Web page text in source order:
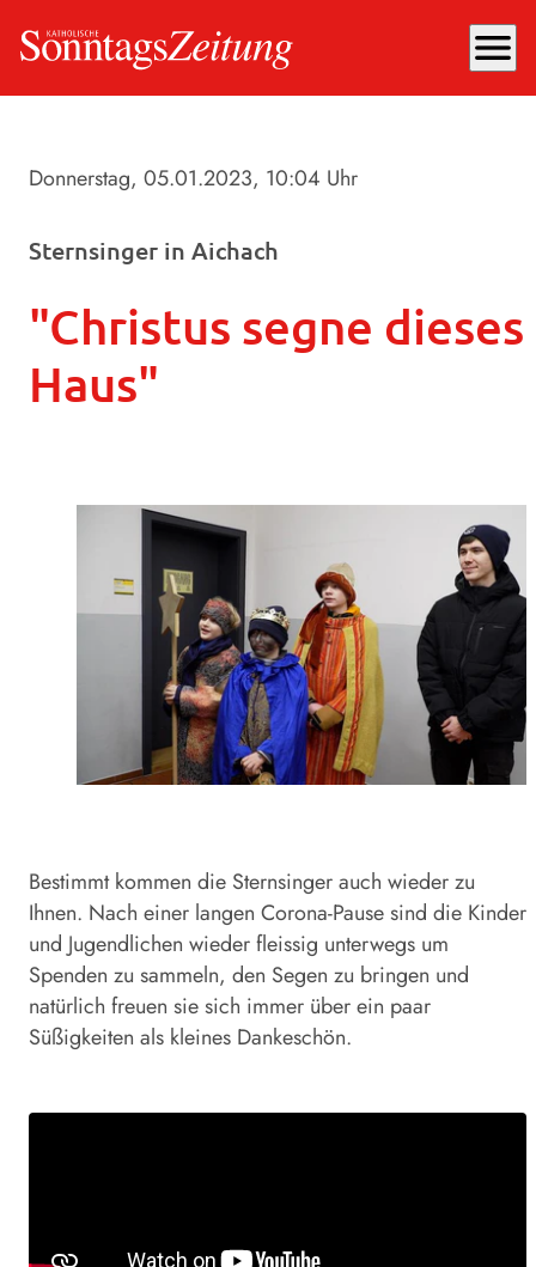
menu
Donnerstag, 05.01.2023, 10:04 Uhr
Sternsinger in Aichach
"Christus segne dieses
Haus"
Bestimmt kommen die Sternsinger auch wieder zu
Ihnen. Nach einer langen Corona-Pause sind die Kinder
und Jugendlichen wieder fleissig unterwegs um
Spenden zu sammeln, den Segen zu bringen und
natürlich freuen sie sich immer über ein paar
Süßigkeiten als kleines Dankeschön.